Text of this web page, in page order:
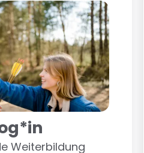
Weiterbildung